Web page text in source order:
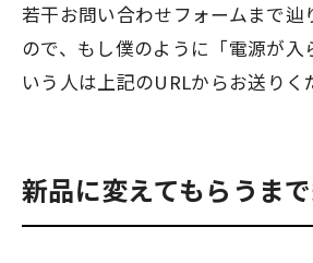
若干お問い合わせフォームまで辿
ので、もし僕のように「電源が入
いう人は上記のURLからお送りく
新品に変えてもらうま